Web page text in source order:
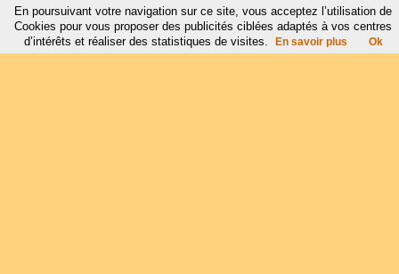
En poursuivant votre navigation sur ce site, vous acceptez l’utilisation de
Cookies pour vous proposer des publicités ciblées adaptés à vos centres
d’intérêts et réaliser des statistiques de visites.
En savoir plus Ok